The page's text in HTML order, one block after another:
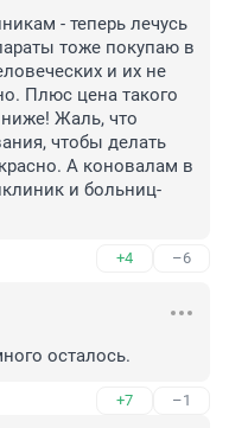
- теперь лечусь
тоже покупаю в
и их не
Плюс цена такого
Жаль, что
чтобы делать
А коновалам в
и больниц-
+4 –6
осталось.
+7 –1